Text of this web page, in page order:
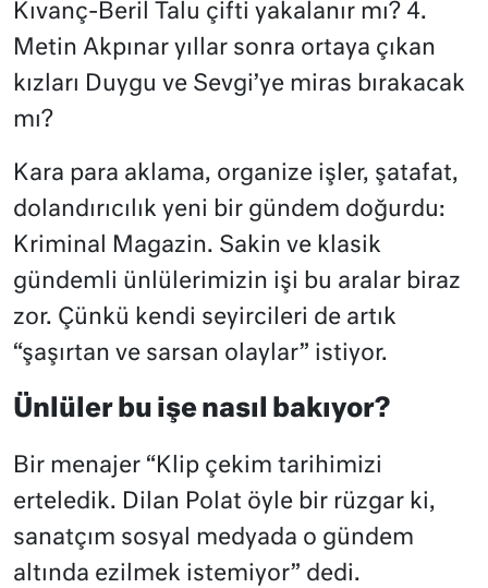
Kıvanç-Beril Talu çifti yakalanır mı? 4.
Metin Akpınar yıllar sonra ortaya çıkan
kızları Duygu ve Sevgi’ye miras bırakacak
mı?
Kara para aklama, organize işler, şatafat,
dolandırıcılık yeni bir gündem doğurdu:
Kriminal Magazin. Sakin ve klasik
gündemli ünlülerimizin işi bu aralar biraz
zor. Çünkü kendi seyircileri de artık
“şaşırtan ve sarsan olaylar” istiyor.
Ünlüler bu işe nasıl bakıyor?
Bir menajer “Klip çekim tarihimizi
erteledik. Dilan Polat öyle bir rüzgar ki,
sanatçım sosyal medyada o gündem
altında ezilmek istemiyor” dedi.